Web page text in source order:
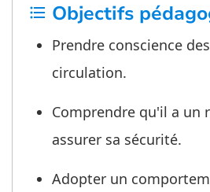
format_list_bulleted Objectifs
Prendre conscience
circulation.
Comprendre qu'il a un
assurer sa sécurité.
Adopter un